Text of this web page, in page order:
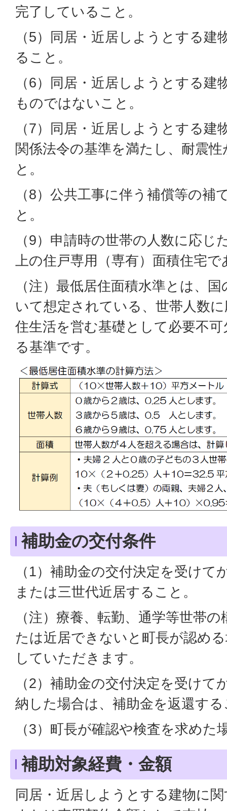
完了していること。
（5）同居・近居しようとする建
ること。
（6）同居・近居しようとする建
ものではないこと。
（7）同居・近居しようとする建
関係法令の基準を満たし、耐震
と。
（8）公共工事に伴う補償等の
と。
（9）申請時の世帯の人数に応じ
上の住戸専用（専有）面積住宅
（注）最低居住面積水準とは、
いて想定されている、世帯人数
住生活を営む基礎として必要不
る基準です。
補助金の交付条件
（1）補助金の交付決定を受けて
または三世代近居すること。
（注）療養、転勤、通学等世帯
たは近居できないと町長が認め
していただきます。
（2）補助金の交付決定を受けて
納した場合は、補助金を返還す
（3）町長が確認や検査を求めた
補助対象経費・金額
同居・近居しようとする建物に